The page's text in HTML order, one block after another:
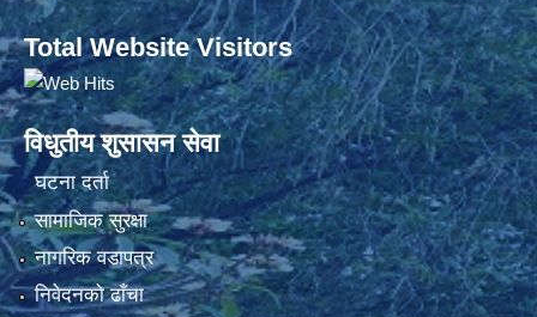
Total Website Visitors
विधुतीय शुसासन सेवा
घटना दर्ता
सामाजिक सुरक्षा
नागरिक वडापत्र
निवेदनको ढाँचा